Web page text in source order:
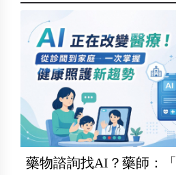
藥物諮詢找AI？藥師：